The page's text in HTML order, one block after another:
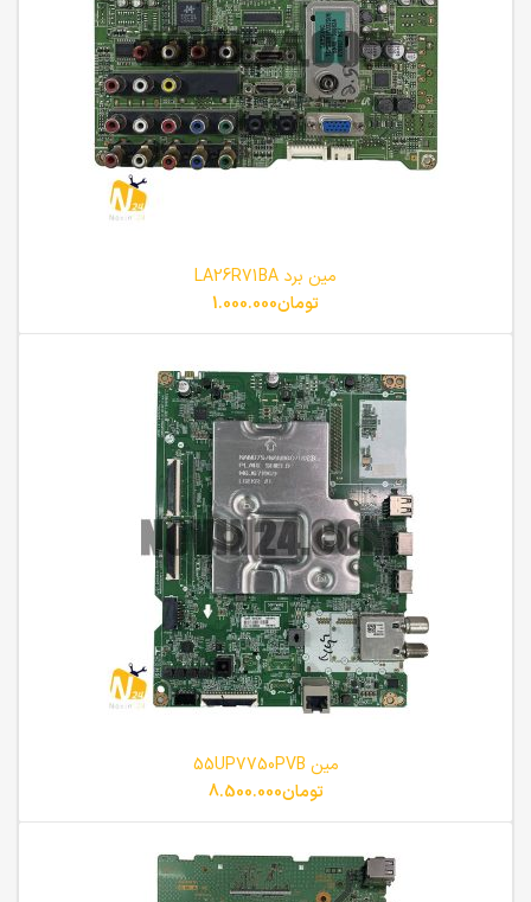
مین برد LA26R71BA
تومان1.000.000
مین 55UP7750PVB
تومان8.500.000